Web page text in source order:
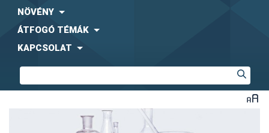
NÖVÉNY
ÁTFOGÓ TÉMÁK
KAPCSOLAT